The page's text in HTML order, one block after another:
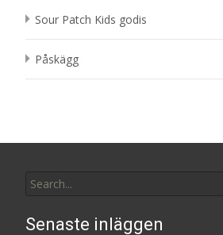
Sour Patch Kids godis
Påskägg
for:
Senaste inläggen